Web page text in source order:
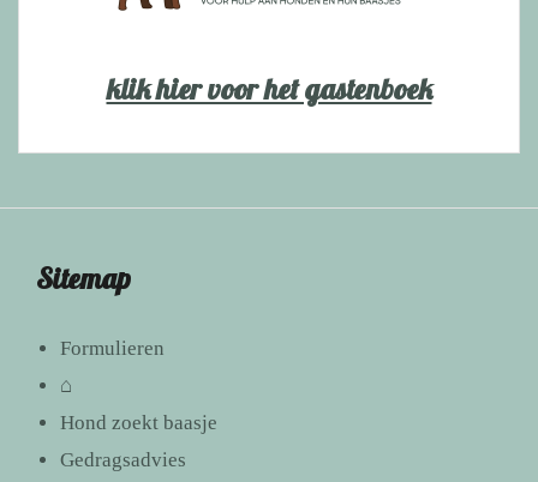
klik hier voor het gastenboek
Sitemap
Formulieren
⌂
Hond zoekt baasje
Gedragsadvies